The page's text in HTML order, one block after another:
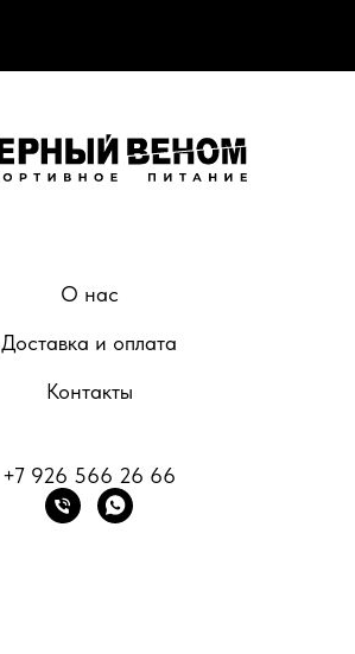
О нас
Доставка и оплата
Контакты
+7 926 566 26 66